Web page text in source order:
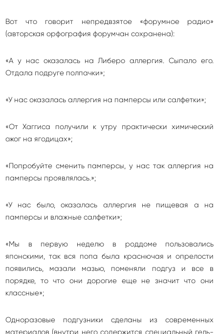
Вот что говорит непредвзятое «форумное радио»
(авторская орфография форумчан сохранена):
«А у нас оказалась на Либеро аллергия. Сыпало его.
Отдала подруге полпачки»;
«У нас оказалась аллергия на памперсы или салфетки»;
«От Хаггиса получили к утру практически химический
ожог на ягодицах»;
«Попробуйте сменить памперсы, у нас так аллергия на
памперсы проявлялась.»;
«У нас было, оказалась аллергия не пищевая а на
памперсы и влажные салфетки»;
«Мы в первую неделю в роддоме пользовались
японскими, так вся попа была краснючая и опрелости
появились, мазали мазью, поменяли подгуз и все в
порядке, то что они дорогие еще не значит что они
классные»;
Одноразовые подгузники сделаны из современных
материалов (внутри него содержится специальный гель-